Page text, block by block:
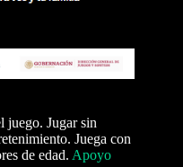
juego. Jugar sin
Juega con
de edad. Apoyo